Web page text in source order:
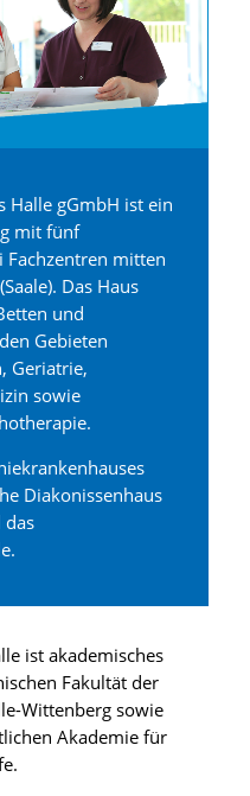
Halle gGmbH ist ein
mit fünf
Fachzentren mitten
Das Haus
und
Gebieten
Geriatrie,
sowie
Diakonissenhaus
das
ist akademisches
Fakultät der
Wittenberg sowie
Akademie für